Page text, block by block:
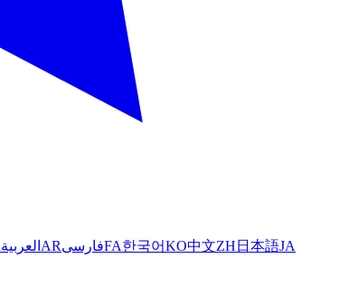
العربية ARفارسیFA한국어KO中文ZH 日本語JA